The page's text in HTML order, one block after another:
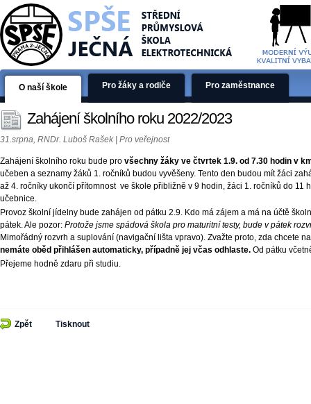
O naší škole Pro žáky a rodiče Pro zaměstnance
Zahájení školního roku 2022/2023
31.srpna, RNDr. Luboš Rašek | Pro veřejnost
Zahájení školního roku bude pro všechny žáky ve čtvrtek 1.9. od 7.30 hodin v
učeben a seznamy žáků 1. ročníků budou vyvěšeny. Tento den budou mít žáci
až 4. ročníky ukončí přítomnost ve škole přibližně v 9 hodin, žáci 1. ročníků do 11
učebnice.
Provoz školní jídelny bude zahájen od pátku 2.9. Kdo má zájem a má na účtě
pátek. Ale pozor: Protože jsme spádová škola pro maturitní testy, bude v pátek
Mimořádný rozvrh a suplování (navigační lišta vpravo). Zvažte proto, zda chcete
nemáte oběd přihlášen automaticky, případně jej včas odhlaste. Od pátku
Přejeme hodně zdaru při studiu.
Zpět Tisknout